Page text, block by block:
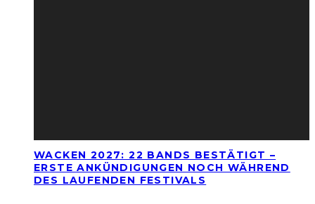
WACKEN 2027: 22 BANDS BESTÄTIGT –
ERSTE ANKÜNDIGUNGEN NOCH WÄHREND
DES LAUFENDEN FESTIVALS